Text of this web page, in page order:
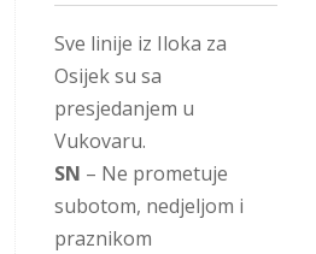
Sve linije iz Iloka za
Osijek su sa
presjedanjem u
Vukovaru.
SN – Ne prometuje
subotom, nedjeljom i
praznikom